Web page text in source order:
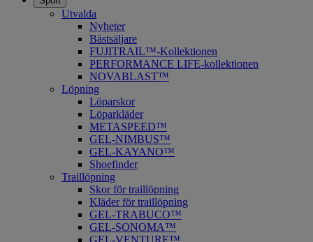
Utvalda
Nyheter
Bästsäljare
FUJITRAIL™-Kollektionen
PERFORMANCE LIFE-kollektionen
NOVABLAST™
Löpning
Löparskor
Löparkläder
METASPEED™
​GEL-NIMBUS™
GEL-KAYANO™
Shoefinder
Traillöpning
Skor för traillöpning
Kläder för traillöpning
GEL-TRABUCO™
GEL-SONOMA™
GEL-VENTURE™